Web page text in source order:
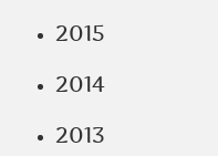
2015
2014
2013